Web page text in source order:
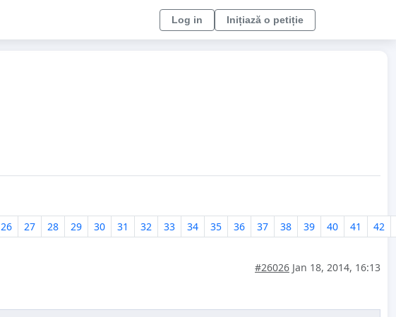
Log in Inițiază o petiție
26 27 28 29 30 31 32 33 34 35 36 37 38 39 40 41 42
#26026 Jan 18, 2014, 16:13